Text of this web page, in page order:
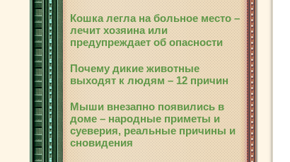
Кошка легла на больное место –
лечит хозяина или
предупреждает об опасности
Почему дикие животные
выходят к людям – 12 причин
Мыши внезапно появились в
доме – народные приметы и
суеверия, реальные причины и
сновидения